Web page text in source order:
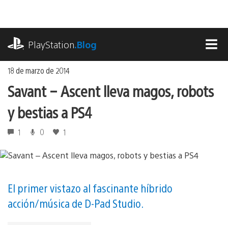
contenido
PlayStation.Blog
18 de marzo de 2014
Savant – Ascent lleva magos, robots
y bestias a PS4
1 0 1
El primer vistazo al fascinante híbrido
acción/música de D-Pad Studio.